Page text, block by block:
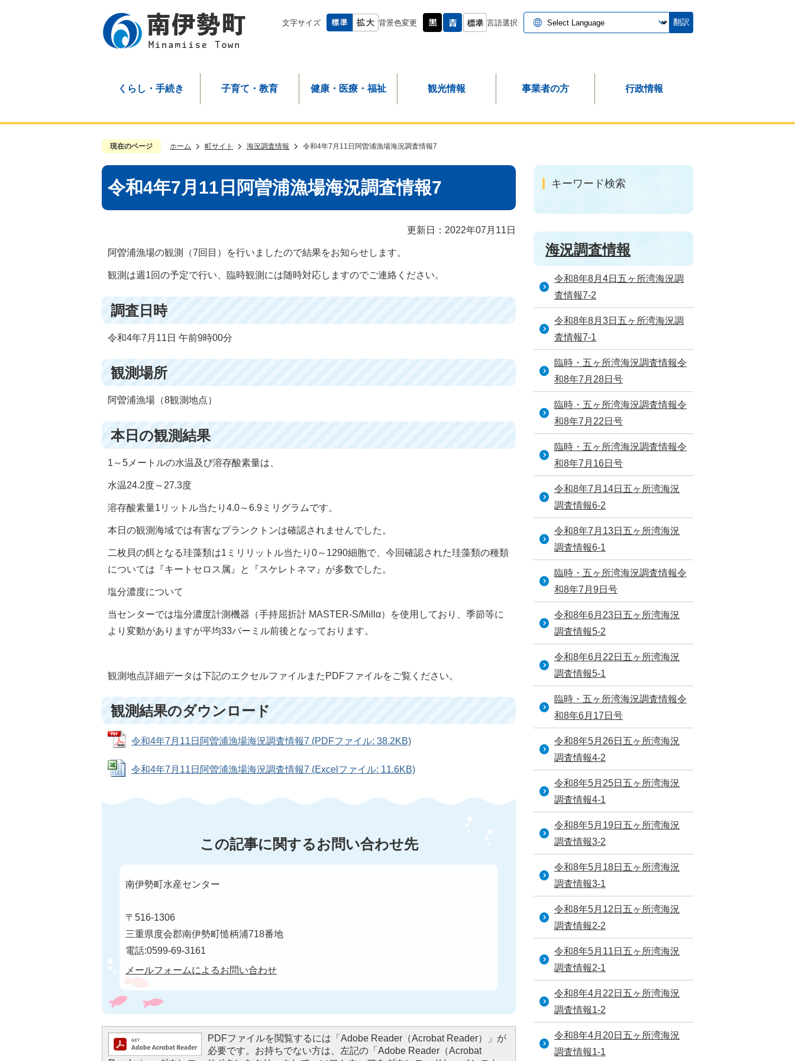
文字サイズ 背景色変更 言語選択 翻訳
くらし・手続き 子育て・教育 健康・医療・福祉 観光情報 事業者の方 行政情報
現在のページ ホーム 町サイト 海況調査情報 令和4年7月11日阿曽浦漁場海況調査情報7
令和4年7月11日阿曽浦漁場海況調査情報7
更新日：2022年07月11日
阿曽浦漁場の観測（7回目）を行いましたので結果をお知らせします。
観測は週1回の予定で行い、臨時観測には随時対応しますのでご連絡ください。
調査日時
令和4年7月11日 午前9時00分
観測場所
阿曽浦漁場（8観測地点）
本日の観測結果
1～5メートルの水温及び溶存酸素量は、
水温24.2度～27.3度
溶存酸素量1リットル当たり4.0～6.9ミリグラムです。
本日の観測海域では有害なプランクトンは確認されませんでした。
二枚貝の餌となる珪藻類は1ミリリットル当たり0～1290細胞で、今回確認された珪藻類の種類
については『キートセロス属』と『スケレトネマ』が多数でした。
塩分濃度について
当センターでは塩分濃度計測機器（手持屈折計 MASTER-S/Millα）を使用しており、季節等に
より変動がありますが平均33パーミル前後となっております。
観測地点詳細データは下記のエクセルファイルまたPDFファイルをご覧ください。
観測結果のダウンロード
令和4年7月11日阿曽浦漁場海況調査情報7 (PDFファイル: 38.2KB)
令和4年7月11日阿曽浦漁場海況調査情報7 (Excelファイル: 11.6KB)
この記事に関するお問い合わせ先
南伊勢町水産センター
〒516-1306
三重県度会郡南伊勢町慥柄浦718番地
電話:0599-69-3161
メールフォームによるお問い合わせ
PDFファイルを閲覧するには「Adobe Reader（Acrobat Reader）」が
必要です。お持ちでない方は、左記の「Adobe Reader（Acrobat
キーワード検索
海況調査情報
令和8年8月4日五ヶ所湾海況調
査情報7-2
令和8年8月3日五ヶ所湾海況調
査情報7-1
臨時・五ヶ所湾海況調査情報令
和8年7月28日号
臨時・五ヶ所湾海況調査情報令
和8年7月22日号
臨時・五ヶ所湾海況調査情報令
和8年7月16日号
令和8年7月14日五ヶ所湾海況
調査情報6-2
令和8年7月13日五ヶ所湾海況
調査情報6-1
臨時・五ヶ所湾海況調査情報令
和8年7月9日号
令和8年6月23日五ヶ所湾海況
調査情報5-2
令和8年6月22日五ヶ所湾海況
調査情報5-1
臨時・五ヶ所湾海況調査情報令
和8年6月17日号
令和8年5月26日五ヶ所湾海況
調査情報4-2
令和8年5月25日五ヶ所湾海況
調査情報4-1
令和8年5月19日五ヶ所湾海況
調査情報3-2
令和8年5月18日五ヶ所湾海況
調査情報3-1
令和8年5月12日五ヶ所湾海況
調査情報2-2
令和8年5月11日五ヶ所湾海況
調査情報2-1
令和8年4月22日五ヶ所湾海況
調査情報1-2
令和8年4月20日五ヶ所湾海況
調査情報1-1